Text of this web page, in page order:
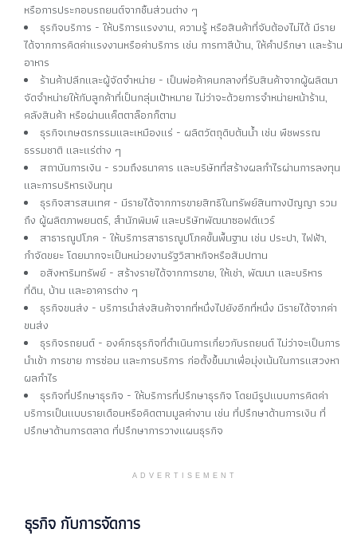
หรือการประกอบรถยนต์จากชิ้นส่วนต่าง ๆ
ธุรกิจบริการ - ให้บริการแรงงาน, ความรู้ หรือสินค้าที่จับต้องไม่ได้ มีราย
ได้จากการคิดค่าแรงงานหรือค่าบริการ เช่น การทาสีบ้าน, ให้คำปรึกษา และร้าน
อาหาร
ร้านค้าปลีกและผู้จัดจำหน่าย - เป็นพ่อค้าคนกลางที่รับสินค้าจากผู้ผลิตมา
จัดจำหน่ายให้กับลูกค้าที่เป็นกลุ่มเป้าหมาย ไม่ว่าจะด้วยการจำหน่ายหน้าร้าน,
คลังสินค้า หรือผ่านแค็ตตาล็อกก็ตาม
ธุรกิจเกษตรกรรมและเหมืองแร่ - ผลิตวัตถุดิบต้นน้ำ เช่น พืชพรรณ
ธรรมชาติ และแร่ต่าง ๆ
สถาบันการเงิน - รวมถึงธนาคาร และบริษัทที่สร้างผลกำไรผ่านการลงทุน
และการบริหารเงินทุน
ธุรกิจสารสนเทศ - มีรายได้จากการขายสิทธิในทรัพย์สินทางปัญญา รวม
ถึง ผู้ผลิตภาพยนตร์, สำนักพิมพ์ และบริษัทพัฒนาซอฟต์แวร์
สาธารณูปโภค - ให้บริการสาธารณูปโภคขั้นพื้นฐาน เช่น ประปา, ไฟฟ้า,
กำจัดขยะ โดยมากจะเป็นหน่วยงานรัฐวิสาหกิจหรือสัมปทาน
อสังหาริมทรัพย์ - สร้างรายได้จากการขาย, ให้เช่า, พัฒนา และบริหาร
ที่ดิน, บ้าน และอาคารต่าง ๆ
ธุรกิจขนส่ง - บริการนำส่งสินค้าจากที่หนึ่งไปยังอีกที่หนึ่ง มีรายได้จากค่า
ขนส่ง
ธุรกิจรถยนต์ - องค์กรธุรกิจที่ดำเนินการเกี่ยวกับรถยนต์ ไม่ว่าจะเป็นการ
นำเข้า การขาย การซ่อม และการบริการ ก่อตั้งขึ้นมาเพื่อมุ่งเน้นในการแสวงหา
ผลกำไร
ธุรกิจที่ปรึกษาธุรกิจ - ให้บริการที่ปรึกษาธุรกิจ โดยมีรูปแบบการคิดค่า
บริการเป็นแบบรายเดือนหรือคิดตามมูลค่างาน เช่น ที่ปรึกษาด้านการเงิน ที่
ปรึกษาด้านการตลาด ที่ปรึกษาการวางแผนธุรกิจ
ADVERTISEMENT
ธุรกิจ กับการจัดการ